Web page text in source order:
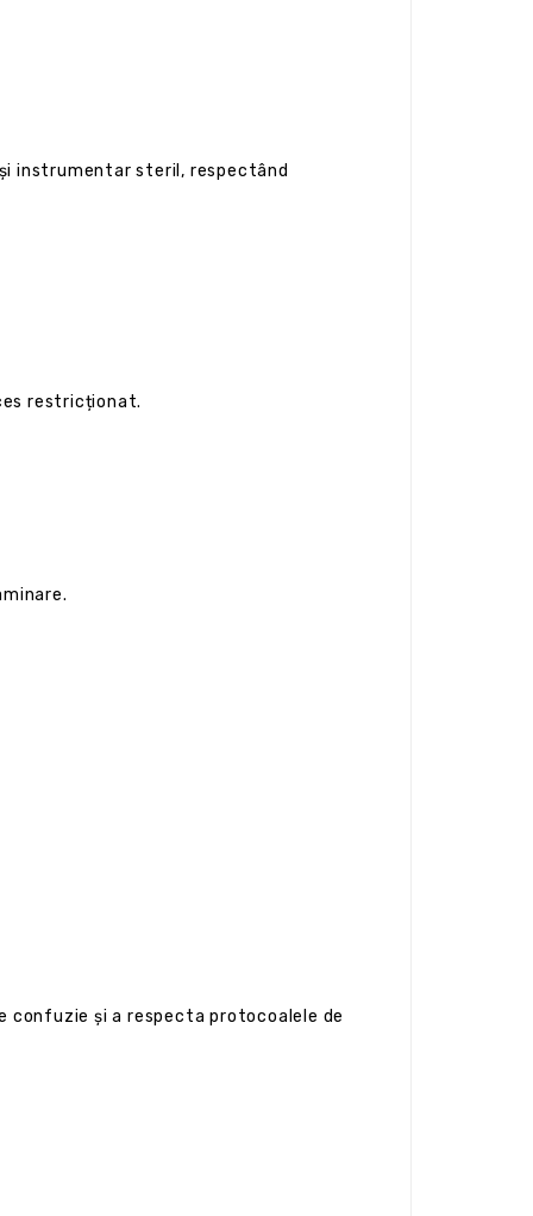
instrumentar steril, respectând
restricționat.
confuzie și a respecta protocoalele de